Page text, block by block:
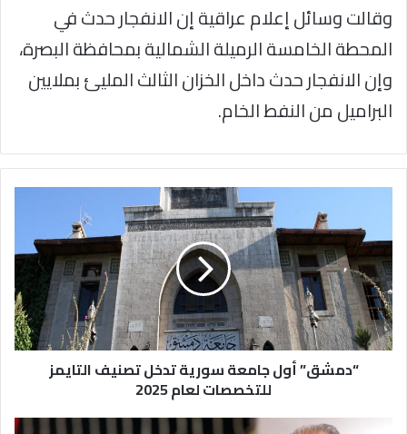
وقالت وسائل إعلام عراقية إن الانفجار حدث في
المحطة الخامسة الرميلة الشمالية بمحافظة البصرة،
وإن الانفجار حدث داخل الخزان الثالث المليئ بملايين
البراميل من النفط الخام.
جامعة
سورية
تدخل
تصنيف
التايمز
للتخصصات
لعام
“دمشق” أول جامعة سورية تدخل تصنيف التايمز
للتخصصات لعام 2025